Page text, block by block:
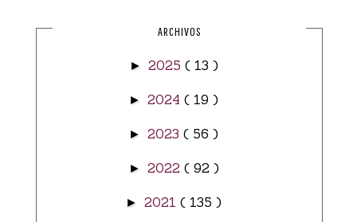
ARCHIVOS
► 2025 ( 13 )
► 2024 ( 19 )
► 2023 ( 56 )
► 2022 ( 92 )
► 2021 ( 135 )